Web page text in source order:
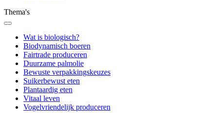
Thema's
Wat is biologisch?
Biodynamisch boeren
Fairtrade produceren
Duurzame palmolie
Bewuste verpakkingskeuzes
Suikerbewust eten
Plantaardig eten
Vitaal leven
Vogelvriendelijk produceren